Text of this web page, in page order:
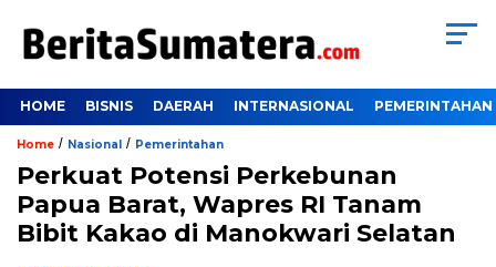
HOME BISNIS DAERAH INTERNASIONAL PEMERINTAHAN
Home / Nasional / Pemerintahan
Perkuat Potensi Perkebunan
Papua Barat, Wapres RI Tanam
Bibit Kakao di Manokwari Selatan